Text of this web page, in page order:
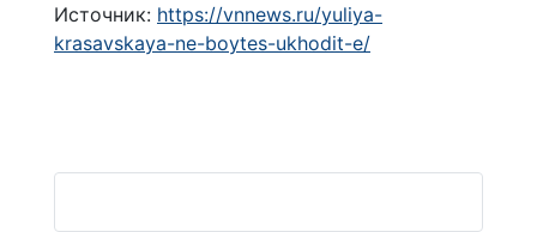
Источник: https://vnnews.ru/yuliya-
krasavskaya-ne-boytes-ukhodit-e/